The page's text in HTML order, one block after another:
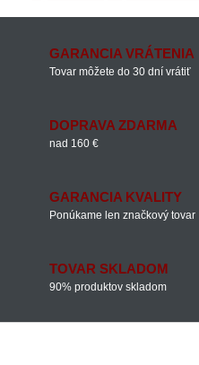
GARANCIA VRÁTENIA
Tovar môžete do 30 dní vrátiť
DOPRAVA ZDARMA
nad 160 €
GARANCIA KVALITY
Ponúkame len značkový tovar
TOVAR SKLADOM
90% produktov skladom